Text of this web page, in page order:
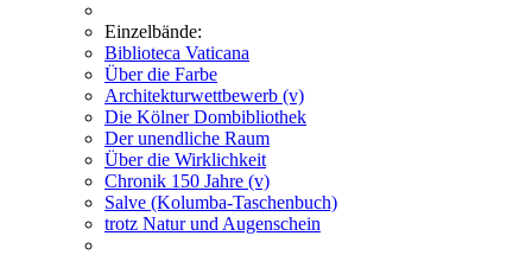
Einzelbände:
Biblioteca Vaticana
Über die Farbe
Architekturwettbewerb (v)
Die Kölner Dombibliothek
Der unendliche Raum
Über die Wirklichkeit
Chronik 150 Jahre (v)
Salve (Kolumba-Taschenbuch)
trotz Natur und Augenschein